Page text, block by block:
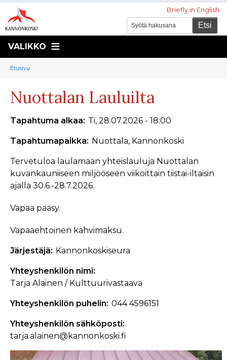
Briefly in English
VALIKKO
Murupolku
You
here:
Etusivu
Nuottalan Lauluilta
Tapahtuma alkaa Ti, 28.07.2026 - 18:00
Tapahtumapaikka Nuottala, Kannonkoski
Tervetuloa laulamaan yhteislauluja Nuottalan
kuvankauniiseen miljööseen viikoittain tiistai-iltaisin
ajalla 30.6.-28.7.2026.
Vapaa pääsy.
Vapaaehtoinen kahvimaksu.
Järjestäjä Kannonkoskiseura
Yhteyshenkilön nimi
Tarja Alainen / Kulttuurivastaava
Yhteyshenkilön puhelin 044 4596151
Yhteyshenkilön sähköposti
tarja.alainen@kannonkoski.fi